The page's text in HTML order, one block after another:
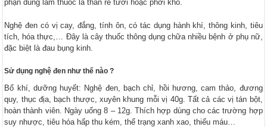
phận dùng làm thuốc là thân rễ tươi hoặc phơi khô.
Nghệ đen có vị cay, đắng, tính ôn, có tác dụng hành khí, thông kinh, tiêu
tích, hóa thực,… Đây là cây thuốc thông dụng chữa nhiều bệnh ở phụ nữ,
đặc biệt là đau bụng kinh.
Sử dụng nghệ đen như thế nào ?
Bổ khí, dưỡng huyết: Nghệ đen, bạch chỉ, hồi hương, cam thảo, đương
quy, thục địa, bạch thược, xuyên khung mỗi vị 40g. Tất cả các vị tán bột,
hoàn thành viên. Ngày uống 8 – 12g. Thích hợp dùng cho các trường hợp
suy nhược, tiêu hóa hấp thu kém, thể trạng xanh xao, thiếu máu…